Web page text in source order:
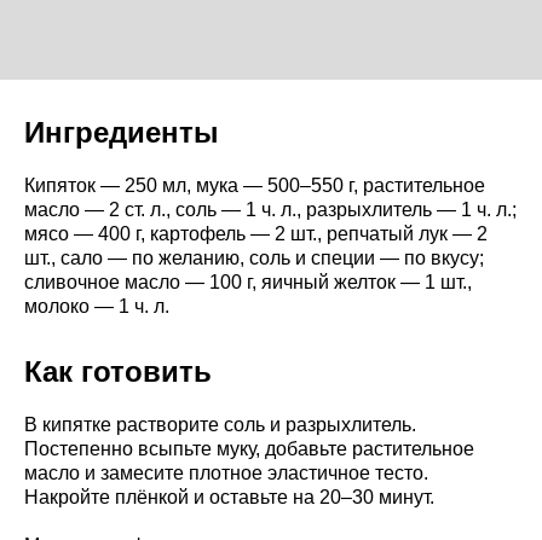
Ингредиенты
Кипяток — 250 мл, мука — 500–550 г, растительное
масло — 2 ст. л., соль — 1 ч. л., разрыхлитель — 1 ч. л.;
мясо — 400 г, картофель — 2 шт., репчатый лук — 2
шт., сало — по желанию, соль и специи — по вкусу;
сливочное масло — 100 г, яичный желток — 1 шт.,
молоко — 1 ч. л.
Как готовить
В кипятке растворите соль и разрыхлитель.
Постепенно всыпьте муку, добавьте растительное
масло и замесите плотное эластичное тесто.
Накройте плёнкой и оставьте на 20–30 минут.